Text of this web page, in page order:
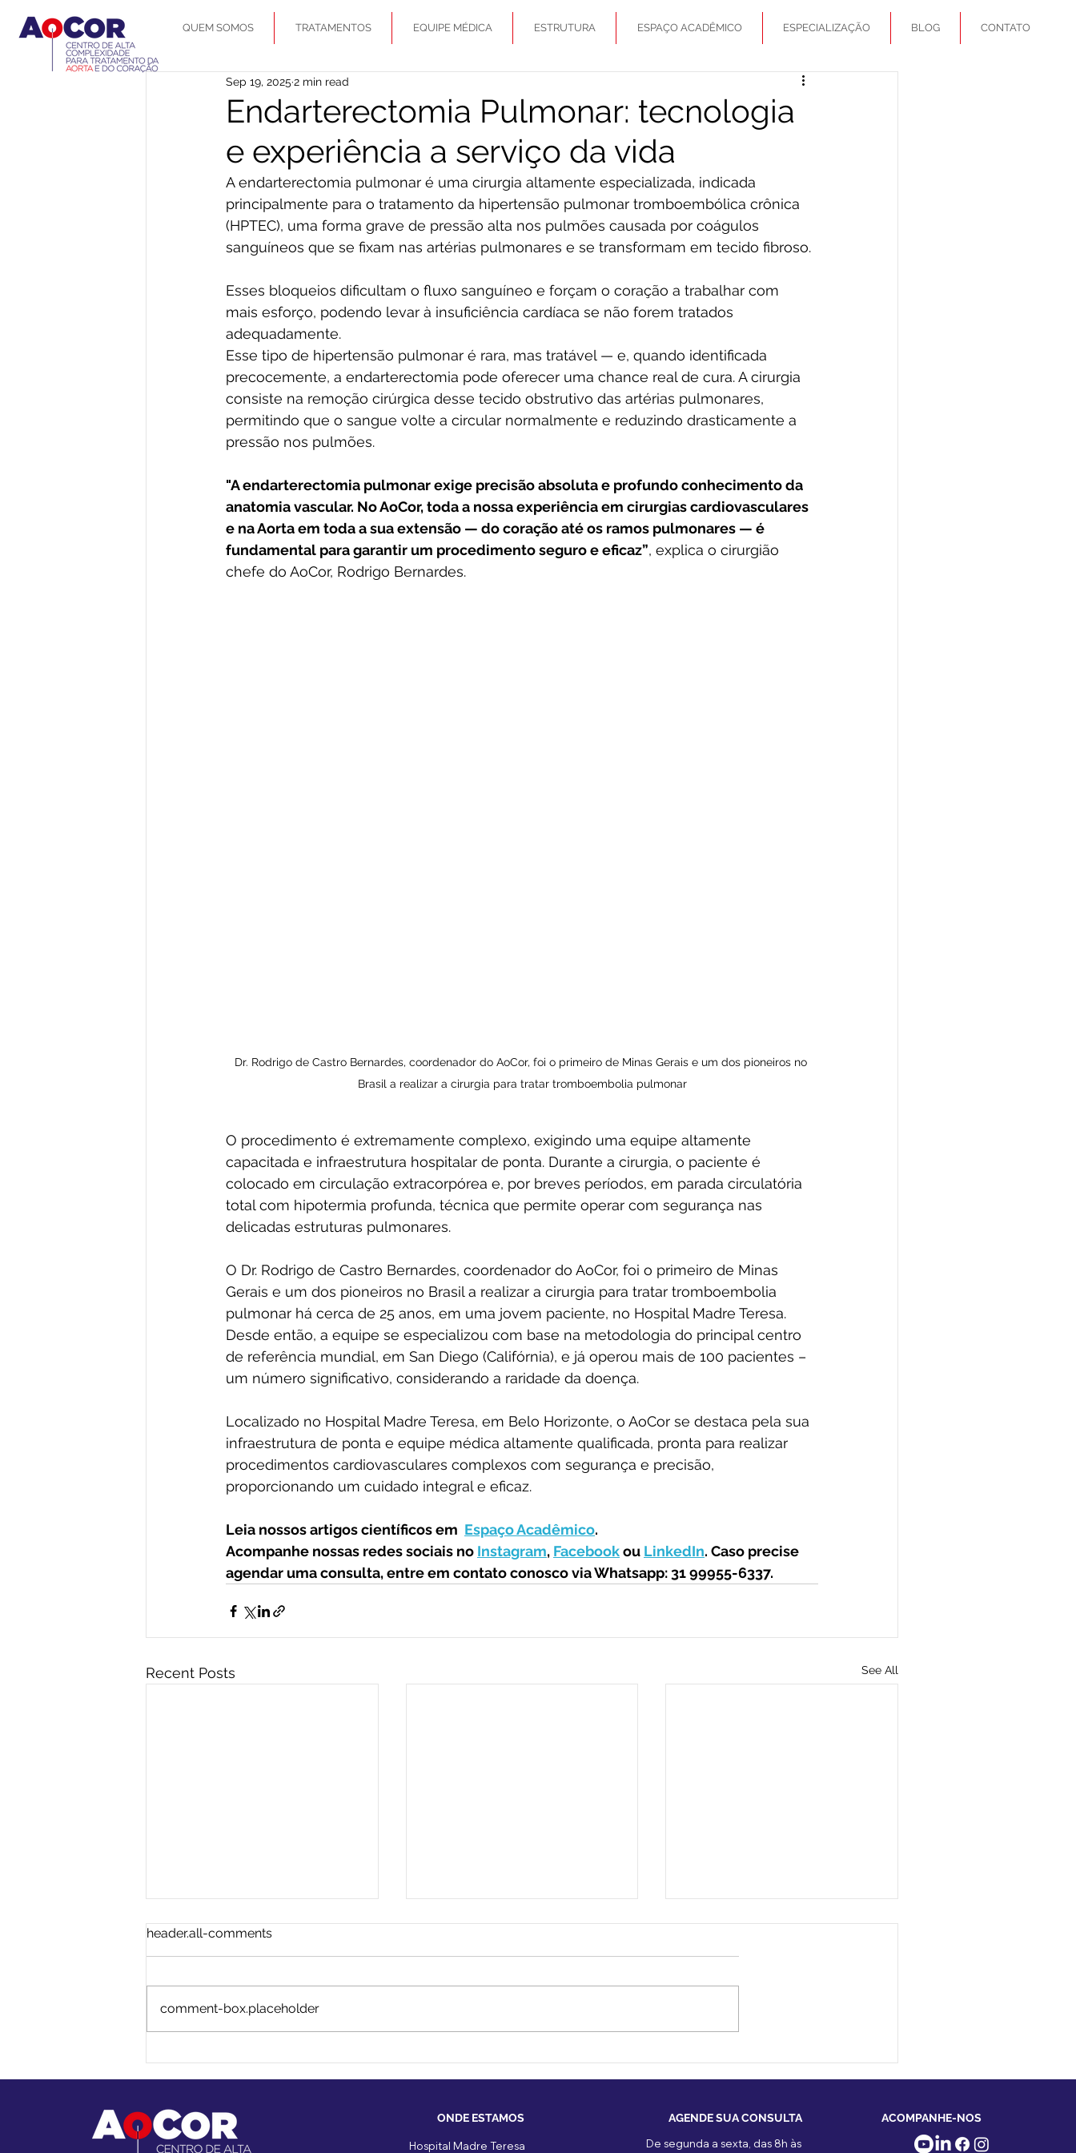
QUEM SOMOS TRATAMENTOS EQUIPE MÉDICA ESTRUTURA ESPAÇO ACADÊMICO ESPECIALIZAÇÃO BLOG CONTATO
Endarterectomia Pulmonar: tecnologia
e experiência a serviço da vida
Sep 19, 2025 2 min read
A endarterectomia pulmonar é uma cirurgia altamente especializada, indicada
principalmente para o tratamento da hipertensão pulmonar tromboembólica crônica
(HPTEC), uma forma grave de pressão alta nos pulmões causada por coágulos
sanguíneos que se fixam nas artérias pulmonares e se transformam em tecido fibroso.
Esses bloqueios dificultam o fluxo sanguíneo e forçam o coração a trabalhar com
mais esforço, podendo levar à insuficiência cardíaca se não forem tratados
adequadamente.
Esse tipo de hipertensão pulmonar é rara, mas tratável — e, quando identificada
precocemente, a endarterectomia pode oferecer uma chance real de cura. A cirurgia
consiste na remoção cirúrgica desse tecido obstrutivo das artérias pulmonares,
permitindo que o sangue volte a circular normalmente e reduzindo drasticamente a
pressão nos pulmões.
"A endarterectomia pulmonar exige precisão absoluta e profundo conhecimento da
anatomia vascular. No AoCor, toda a nossa experiência em cirurgias cardiovasculares
e na Aorta em toda a sua extensão — do coração até os ramos pulmonares — é
fundamental para garantir um procedimento seguro e eficaz”, explica o cirurgião
chefe do AoCor, Rodrigo Bernardes.
Dr. Rodrigo de Castro Bernardes, coordenador do AoCor, foi o primeiro de Minas Gerais e um dos pioneiros no
Brasil a realizar a cirurgia para tratar tromboembolia pulmonar
O procedimento é extremamente complexo, exigindo uma equipe altamente
capacitada e infraestrutura hospitalar de ponta. Durante a cirurgia, o paciente é
colocado em circulação extracorpórea e, por breves períodos, em parada circulatória
total com hipotermia profunda, técnica que permite operar com segurança nas
delicadas estruturas pulmonares.
O Dr. Rodrigo de Castro Bernardes, coordenador do AoCor, foi o primeiro de Minas
Gerais e um dos pioneiros no Brasil a realizar a cirurgia para tratar tromboembolia
pulmonar há cerca de 25 anos, em uma jovem paciente, no Hospital Madre Teresa.
Desde então, a equipe se especializou com base na metodologia do principal centro
de referência mundial, em San Diego (Califórnia), e já operou mais de 100 pacientes –
um número significativo, considerando a raridade da doença.
Localizado no Hospital Madre Teresa, em Belo Horizonte, o AoCor se destaca pela sua
infraestrutura de ponta e equipe médica altamente qualificada, pronta para realizar
procedimentos cardiovasculares complexos com segurança e precisão,
proporcionando um cuidado integral e eficaz.
Leia nossos artigos científicos em Espaço Acadêmico.
Acompanhe nossas redes sociais no Instagram, Facebook ou LinkedIn. Caso precise
agendar uma consulta, entre em contato conosco via Whatsapp: 31 99955-6337.
Recent Posts See All
header.all-comments
comment-box.placeholder
ONDE ESTAMOS
Hospital Madre Teresa
AGENDE SUA CONSULTA
De segunda a sexta, das 8h às
ACOMPANHE-NOS